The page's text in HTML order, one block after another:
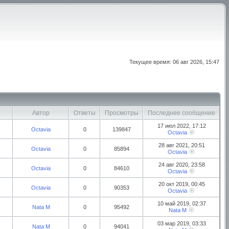
Текущее время: 06 авг 2026, 15:47
Автор Ответы Просмотры Последнее сообщение
Octavia 0 139847
17 июл 2022, 17:12
Octavia
Octavia 0 85894
28 авг 2021, 20:51
Octavia
Octavia 0 84610
24 авг 2020, 23:58
Octavia
Octavia 0 90353
20 окт 2019, 00:45
Octavia
Nata M 0 95492
10 май 2019, 02:37
Nata M
Nata M 0 94041
03 мар 2019, 03:33